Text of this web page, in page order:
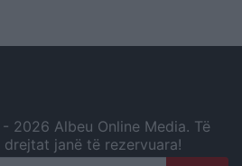
2026 Albeu Online Media. Të
janë të rezervuara!